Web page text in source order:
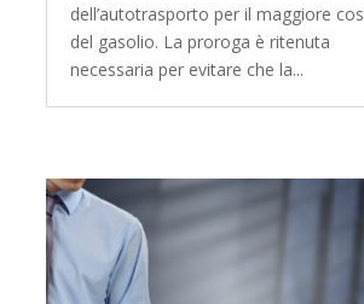
dell’autotrasporto per il maggiore
del gasolio. La proroga è ritenuta
necessaria per evitare che la...